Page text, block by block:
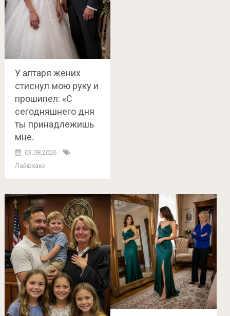
У алтаря жених
стиснул мою руку и
прошипел: «С
сегодняшнего дня
ты принадлежишь
мне.
03.08.2026
Лайфхаки